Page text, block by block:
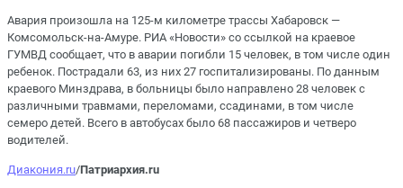
Авария произошла на 125-м километре трассы Хабаровск —
Комсомольск-на-Амуре. РИА «Новости» со ссылкой на краевое
ГУМВД сообщает, что в аварии погибли 15 человек, в том числе один
ребенок. Пострадали 63, из них 27 госпитализированы. По данным
краевого Минздрава, в больницы было направлено 28 человек с
различными травмами, переломами, ссадинами, в том числе
семеро детей. Всего в автобусах было 68 пассажиров и четверо
водителей.
Диакония.ru/Патриархия.ru